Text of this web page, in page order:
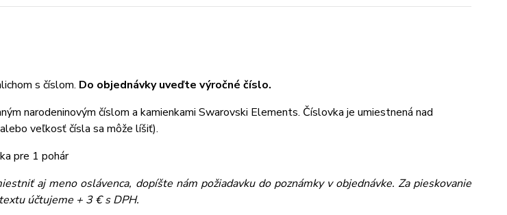
s číslom. Do objednávky uveďte výročné číslo.
narodeninovým číslom a kamienkami Swarovski Elements. Číslovka je umiestnená nad
veľkosť čísla sa môže líšiť).
pre 1 pohár
aj meno oslávenca, dopíšte nám požiadavku do poznámky v objednávke. Za pieskovanie
účtujeme + 3 € s DPH.